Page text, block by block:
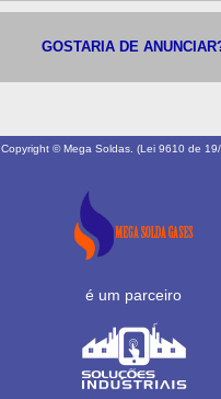
GOSTARIA DE
Copyright © Mega Soldas. (Lei 9610 de
é um parceiro